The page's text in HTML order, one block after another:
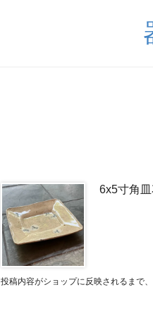
6x5寸角
投稿内容がショップに反映されるまで